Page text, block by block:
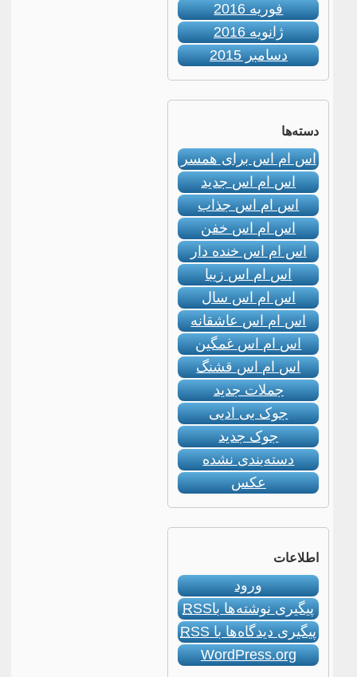
فوریه 2016
ژانویه 2016
دسامبر 2015
دسته‌ها
اس ام اس برای همسر
اس ام اس جدید
اس ام اس جذاب
اس ام اس خفن
اس ام اس خنده دار
اس ام اس زیبا
اس ام اس سال
اس ام اس عاشقانه
اس ام اس غمگین
اس ام اس قشنگ
جملات جدید
جوک بی ادبی
جوک جدید
دسته‌بندی نشده
عکس
اطلاعات
ورود
پیگیری نوشته‌ها باRSS
پیگیری دیدگاه‌ها باRSS
WordPress.org